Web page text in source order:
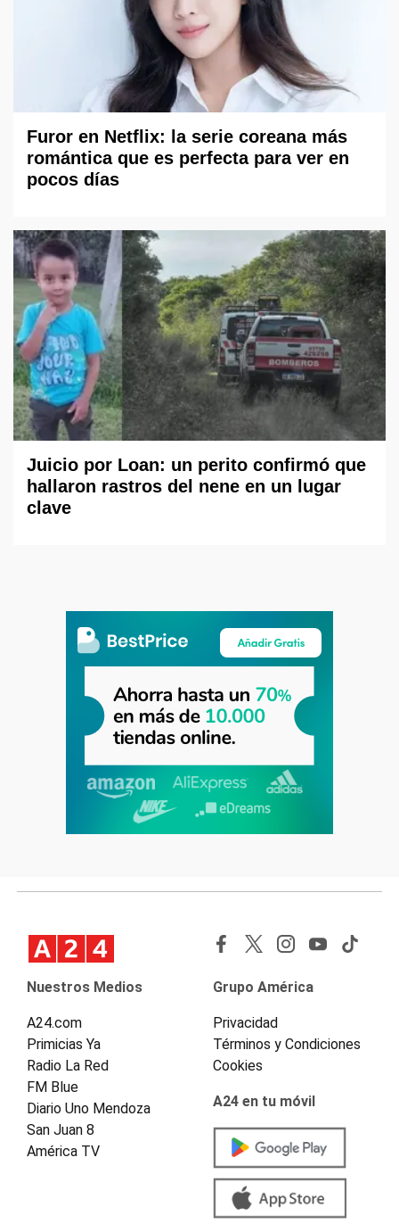
Furor en Netflix: la serie coreana más
romántica que es perfecta para ver en
pocos días
Juicio por Loan: un perito confirmó que
hallaron rastros del nene en un lugar
clave
Nuestros Medios
A24.com
Primicias Ya
Radio La Red
FM Blue
Diario Uno Mendoza
San Juan 8
América TV
Grupo América
Privacidad
Términos y Condiciones
Cookies
A24 en tu móvil